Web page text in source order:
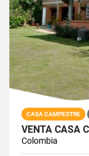
CASA CAMPESTRE
VENTA CASA
Colombia